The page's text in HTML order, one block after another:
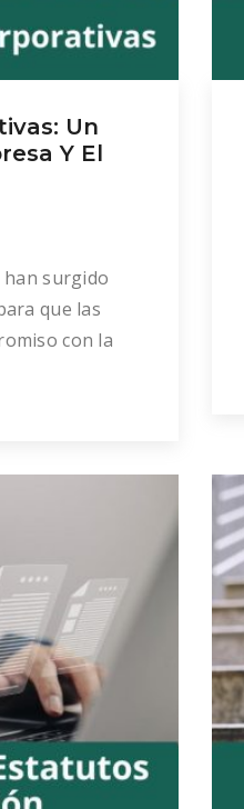
Un
Y El
surgido
que las
con la
de lucro que,
de interés